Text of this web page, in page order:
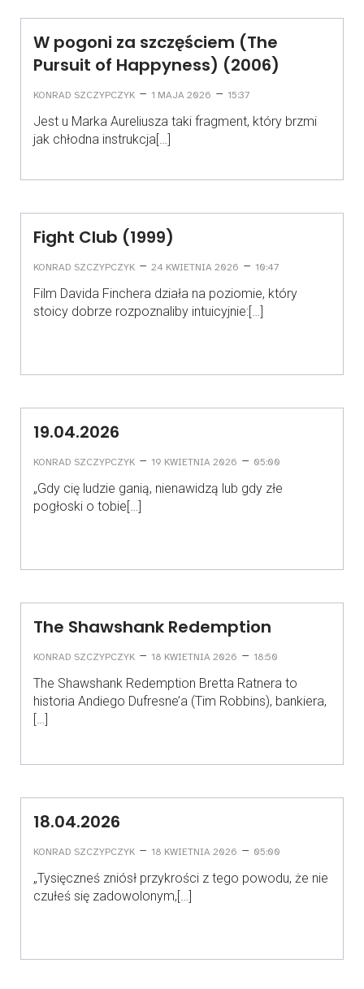
W pogoni za szczęściem (The
Pursuit of Happyness) (2006)
KONRAD SZCZYPCZYK – 1 MAJA 2026 – 15:37
Jest u Marka Aureliusza taki fragment, który brzmi
jak chłodna instrukcja[…]
Fight Club (1999)
KONRAD SZCZYPCZYK – 24 KWIETNIA 2026 – 10:47
Film Davida Finchera działa na poziomie, który
stoicy dobrze rozpoznaliby intuicyjnie:[…]
19.04.2026
KONRAD SZCZYPCZYK – 19 KWIETNIA 2026 – 05:00
„Gdy cię ludzie ganią, nienawidzą lub gdy złe
pogłoski o tobie[…]
The Shawshank Redemption
KONRAD SZCZYPCZYK – 18 KWIETNIA 2026 – 18:50
The Shawshank Redemption Bretta Ratnera to
historia Andiego Dufresne’a (Tim Robbins), bankiera,
[…]
18.04.2026
KONRAD SZCZYPCZYK – 18 KWIETNIA 2026 – 05:00
„Tysięczneś zniósł przykrości z tego powodu, że nie
czułeś się zadowolonym,[…]